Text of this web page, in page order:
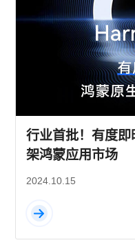
行业首批！有度
架鸿蒙应用市场
2024.10.15